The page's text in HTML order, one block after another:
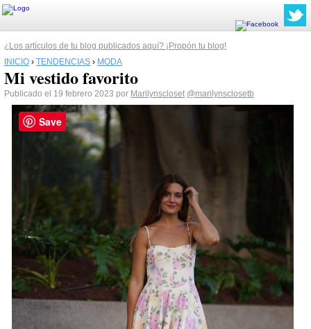
¿Los artículos de tu blog publicados aquí? ¡Propón tu blog!
INICIO › TENDENCIAS › MODA
Mi vestido favorito
Publicado el 19 febrero 2023 por Marilynscloset @marilynsclosetb
Save